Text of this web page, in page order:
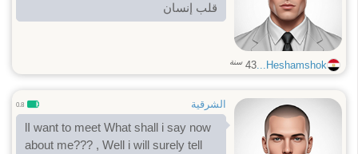
قلب إنسان
Heshamshok...
43 سنة
الشرقية 0.8
lI want to meet What shall i say now
about me??? , Well i will surely tell